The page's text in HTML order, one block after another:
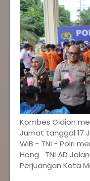
Kombes Gidion
Jumat tanggal 17
WiB - TNI - Polri
Hong TNI AD
Perjuangan Kota